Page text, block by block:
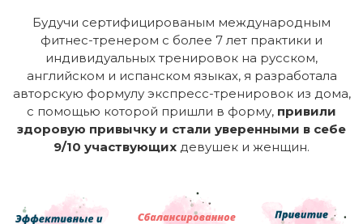
Будучи сертифицированым международным
фитнес-тренером с более 7 лет практики и
индивидуальных тренировок на русском,
английском и испанском языках, я разработала
авторскую формулу экспресс-тренировок из дома,
с помощью которой пришли в форму, привили
здоровую привычку и стали уверенными в себе
9/10 участвующих девушек и женщин.